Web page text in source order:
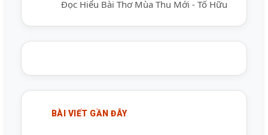
Đọc Hiểu Bài Thơ Mùa Thu Mới - Tố Hữu
BÀI VIẾT GẦN ĐÂY